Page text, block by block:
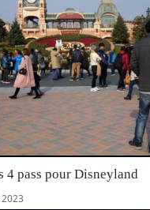
4 pass pour Disneyland